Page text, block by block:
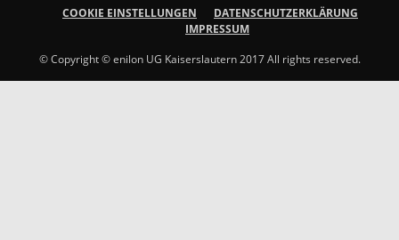
COOKIE EINSTELLUNGEN
DATENSCHUTZERKLÄRUNG
IMPRESSUM
© Copyright © enilon UG Kaiserslautern 2017 All rights reserved.